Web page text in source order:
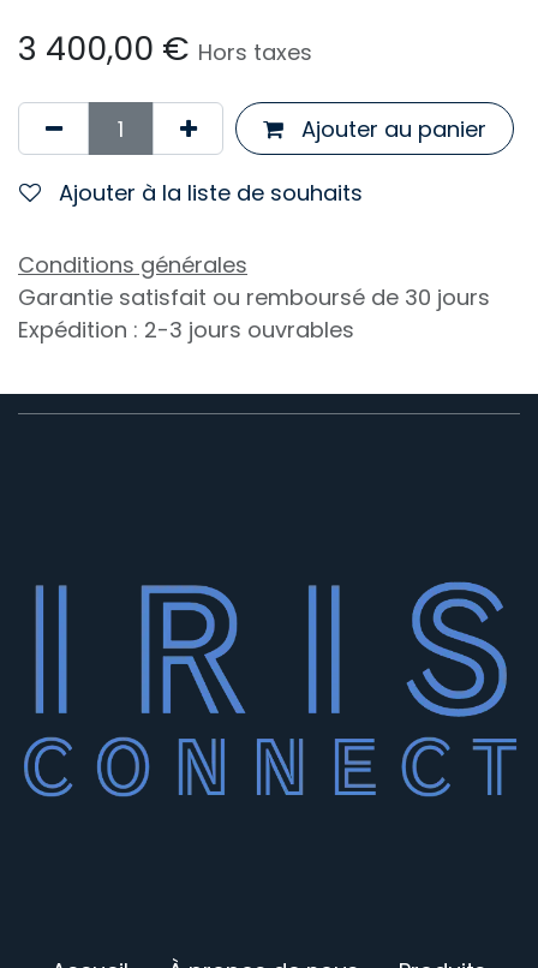
3 400,00 € Hors taxes
Ajouter au panier
Ajouter à la liste de souhaits
Conditions générales
Garantie satisfait ou remboursé de 30 jours
Expédition : 2-3 jours ouvrables